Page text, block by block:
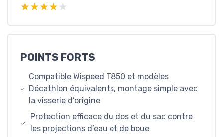
★★★★★
★★★★★
POINTS FORTS
Compatible Wispeed T850 et modèles
Décathlon équivalents, montage simple avec
la visserie d’origine
Protection efficace du dos et du sac contre
les projections d’eau et de boue